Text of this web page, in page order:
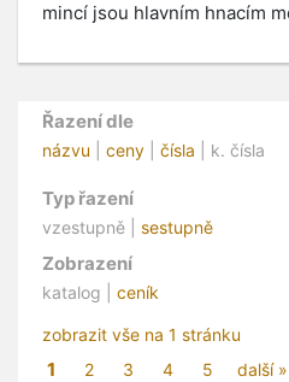
mincí jsou hlavním hnacím
Řazení dle
názvu ceny čísla | k. čísla
Typ řazení
vzestupně | sestupně
Zobrazení
katalog | ceník
zobrazit vše na 1 stránku
1 2 3 4 5 další »